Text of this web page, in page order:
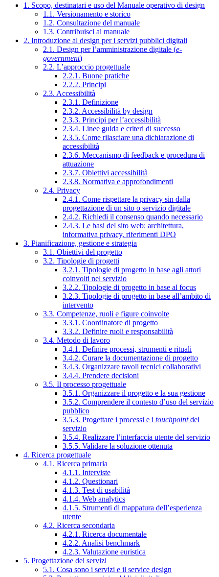
1. Scopo, destinatari e uso del Manuale operativo di design
1.1. Versionamento e storico
1.2. Consultazione del manuale
1.3. Contribuisci al manuale
2. Introduzione al design per i servizi pubblici digitali
2.1. Design per l’amministrazione digitale (e-
government)
2.2. L’approccio progettuale
2.2.1. Buone pratiche
2.2.2. Principi
2.3. Accessibilità
2.3.1. Definizione
2.3.2. Accessibilità by design
2.3.3. Principi per l’accessibilità
2.3.4. Linee guida e criteri di successo
2.3.5. Come rilasciare una dichiarazione di
accessibilità
2.3.6. Meccanismo di feedback e procedura di
attuazione
2.3.7. Obiettivi accessibilità
2.3.8. Normativa e approfondimenti
2.4. Privacy
2.4.1. Come rispettare la privacy sin dalla
progettazione di un sito o servizio digitale
2.4.2. Richiedi il consenso quando necessario
2.4.3. Le basi del sito web: architettura,
informativa privacy, riferimenti DPO
3. Pianificazione, gestione e strategia
3.1. Obiettivi del progetto
3.2. Tipologie di progetti
3.2.1. Tipologie di progetto in base agli attori
coinvolti nel servizio
3.2.2. Tipologie di progetto in base al focus
3.2.3. Tipologie di progetto in base all’ambito di
intervento
3.3. Competenze, ruoli e figure coinvolte
3.3.1. Coordinatore di progetto
3.3.2. Definire ruoli e responsabilità
3.4. Metodo di lavoro
3.4.1. Definire processi, strumenti e rituali
3.4.2. Curare la documentazione di progetto
3.4.3. Organizzare tavoli tecnici collaborativi
3.4.4. Prendere decisioni
3.5. Il processo progettuale
3.5.1. Organizzare il progetto e la sua gestione
3.5.2. Comprendere il contesto d’uso del servizio
pubblico
3.5.3. Progettare i processi e i touchpointdel
servizio
3.5.4. Realizzare l’interfaccia utente del servizio
3.5.5. Validare la soluzione ottenuta
4. Ricerca progettuale
4.1. Ricerca primaria
4.1.1. Interviste
4.1.2. Questionari
4.1.3. Test di usabilità
4.1.4. Web analytics
4.1.5. Strumenti di mappatura dell’esperienza
utente
4.2. Ricerca secondaria
4.2.1. Ricerca documentale
4.2.2. Analisi benchmark
4.2.3. Valutazione euristica
5. Progettazione dei servizi
5.1. Cosa sono i servizi e il service design